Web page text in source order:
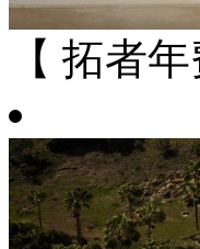
【 拓者